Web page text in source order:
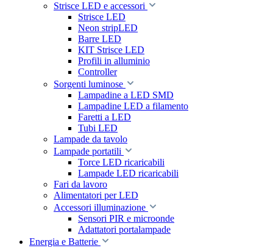
Strisce LED e accessori
Strisce LED
Neon stripLED
Barre LED
KIT Strisce LED
Profili in alluminio
Controller
Sorgenti luminose
Lampadine a LED SMD
Lampadine LED a filamento
Faretti a LED
Tubi LED
Lampade da tavolo
Lampade portatili
Torce LED ricaricabili
Lampade LED ricaricabili
Fari da lavoro
Alimentatori per LED
Accessori illuminazione
Sensori PIR e microonde
Adattatori portalampade
Energia e Batterie